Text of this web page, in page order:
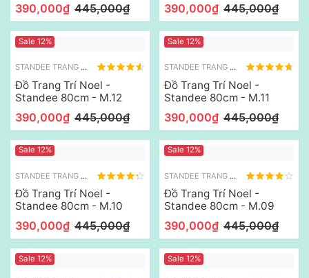
390,000₫ 445,000₫ 390,000₫ 445,000₫
Sale 12%
STANDEE TRANG TRÍ NOEL
Đồ Trang Trí Noel -
Standee 80cm - M.12
390,000₫ 445,000₫
Sale 12%
STANDEE TRANG TRÍ NOEL
Đồ Trang Trí Noel -
Standee 80cm - M.11
390,000₫ 445,000₫
Sale 12%
STANDEE TRANG TRÍ NOEL
Đồ Trang Trí Noel -
Standee 80cm - M.10
390,000₫ 445,000₫
Sale 12%
STANDEE TRANG TRÍ NOEL
Đồ Trang Trí Noel -
Standee 80cm - M.09
390,000₫ 445,000₫
Sale 12% Sale 12%